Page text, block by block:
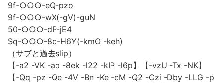
9f-○○○-eQ-pzo
9f-○○○-wX(-gV)-guN
50-○○○-dP-jE4
Sq-○○○-8q-H6Y(-kmO -keh)
（サブと過去slip）
【-a2 -VK -ab -8ek -l22 -kIP -l6p】【-vzU -Tx -NK】
【-Qq -pz -Qe -4V -Bn -Ke -cM -Q2 -Czi -Dby -LLG -p